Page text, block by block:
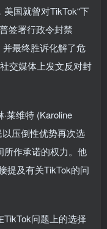
国就曾对TikTok“下
签署行政令封禁
最终胜诉化解了危
交媒体上发文反对封
莱维特 (Karoline
压倒性优势再次选
所作承诺的权力。他
提及有关TikTok的问
问题上的选择